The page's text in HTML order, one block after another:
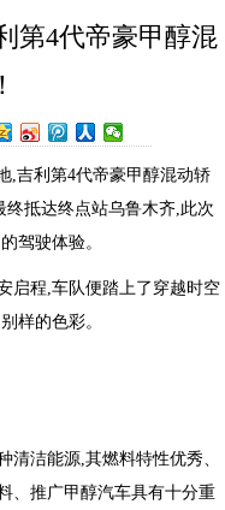
第4代帝豪甲醇混
,吉利第4代帝豪甲醇混动轿
抵达终点站乌鲁木齐,此次
驾驶体验。
启程,车队便踏上了穿越时空
样的色彩。
洁能源,其燃料特性优秀、
、推广甲醇汽车具有十分重